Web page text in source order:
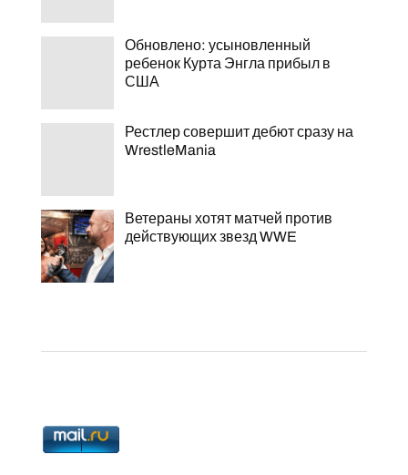
Обновлено: усыновленный
ребенок Курта Энгла прибыл в
США
Рестлер совершит дебют сразу на
WrestleMania
Ветераны хотят матчей против
действующих звезд WWE